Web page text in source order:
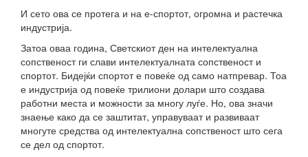
И сето ова се протега и на е-спортот, огромна и растечка
индустрија.
Затоа оваа година, Светскиот ден на интелектуална
сопственост ги слави интелектуалната сопственост и
спортот. Бидејќи спортот е повеќе од само натпревар. Тоа
е индустрија од повеќе трилиони долари што создава
работни места и можности за многу луѓе. Но, ова значи
знаење како да се заштитат, управуваат и развиваат
многуте средства од интелектуална сопственост што сега
се дел од спортот.